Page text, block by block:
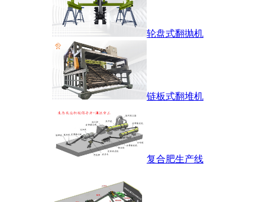
轮盘式翻抛机
链板式翻堆机
复合肥生产线